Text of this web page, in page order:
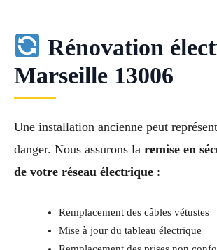
Rénovation
Marseille 13006
Une installation ancienne peut
danger. Nous assurons la remise en
de votre réseau électrique :
Remplacement des câbles vétustes
Mise à jour du tableau électrique